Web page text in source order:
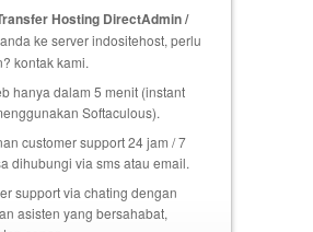
Hosting DirectAdmin /
anda ke server indositehost, perlu
kontak kami.
hanya dalam 5 menit (instant
Softaculous).
customer support 24 jam / 7
dihubungi via sms atau email.
support via chating dengan
asisten yang bersahabat,